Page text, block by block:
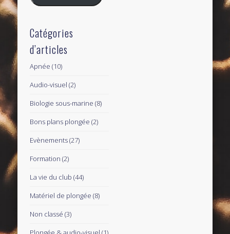
Catégories
d’articles
Apnée (10)
Audio-visuel (2)
Biologie sous-marine (8)
Bons plans plongée (2)
Evènements(27)
Formation (2)
La vie du club (44)
Matériel de plongée (8)
Non classé (3)